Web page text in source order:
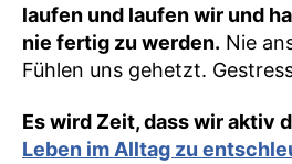
laufen und laufen wir und
nie fertig zu werden. Nie
Fühlen uns gehetzt.
Es wird Zeit, dass wir aktiv
Leben im Alltag zu